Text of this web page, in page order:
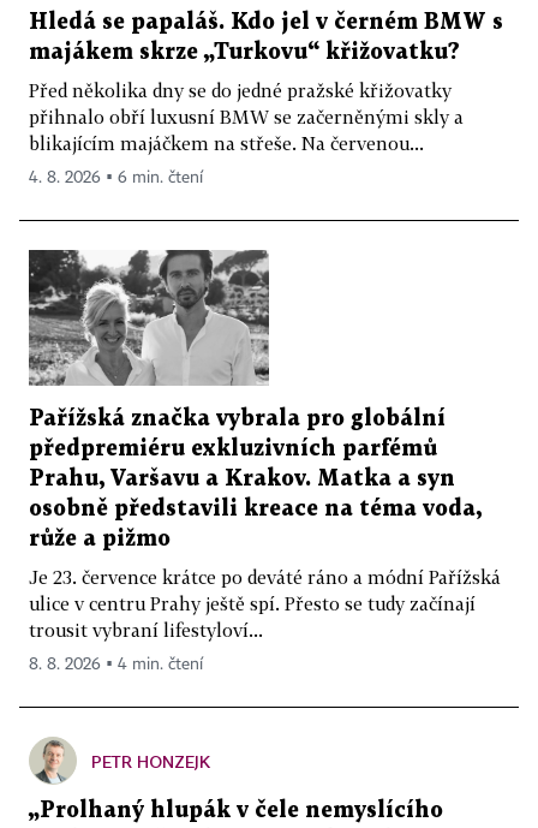
Hledá se papaláš. Kdo jel v černém BMW s
majákem skrze „Turkovu“ křižovatku?
Před několika dny se do jedné pražské křižovatky
přihnalo obří luxusní BMW se začerněnými skly a
blikajícím majáčkem na střeše. Na červenou...
4. 8. 2026 ▪ 6 min. čtení
Pařížská značka vybrala pro globální
předpremiéru exkluzivních parfémů
Prahu, Varšavu a Krakov. Matka a syn
osobně představili kreace na téma voda,
růže a pižmo
Je 23. července krátce po deváté ráno a módní Pařížská
ulice v centru Prahy ještě spí. Přesto se tudy začínají
trousit vybraní lifestyloví...
8. 8. 2026 ▪ 4 min. čtení
PETR HONZEJK
„Prolhaný hlupák v čele nemyslícího